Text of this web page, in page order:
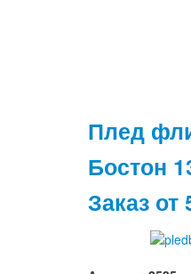
Плед
Бостон
Заказ от